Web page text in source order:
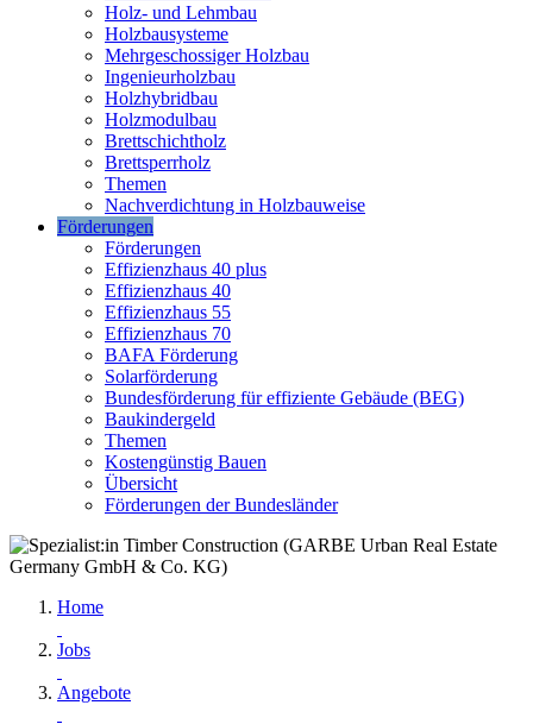
Holz- und Lehmbau
Holzbausysteme
Mehrgeschossiger Holzbau
Ingenieurholzbau
Holzhybridbau
Holzmodulbau
Brettschichtholz
Brettsperrholz
Themen
Nachverdichtung in Holzbauweise
Förderungen
Förderungen
Effizienzhaus 40 plus
Effizienzhaus 40
Effizienzhaus 55
Effizienzhaus 70
BAFA Förderung
Solarförderung
Bundesförderung für effiziente Gebäude (BEG)
Baukindergeld
Themen
Kostengünstig Bauen
Übersicht
Förderungen der Bundesländer
Home
Jobs
Angebote